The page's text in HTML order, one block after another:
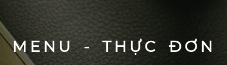
MENU - THỰC ĐƠN